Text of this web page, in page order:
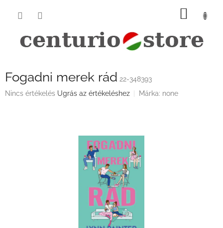
KOSÁR
Fogadni merek rád 22-348393
A
Nincs értékelés Ugrás az értékeléshez Márka: none